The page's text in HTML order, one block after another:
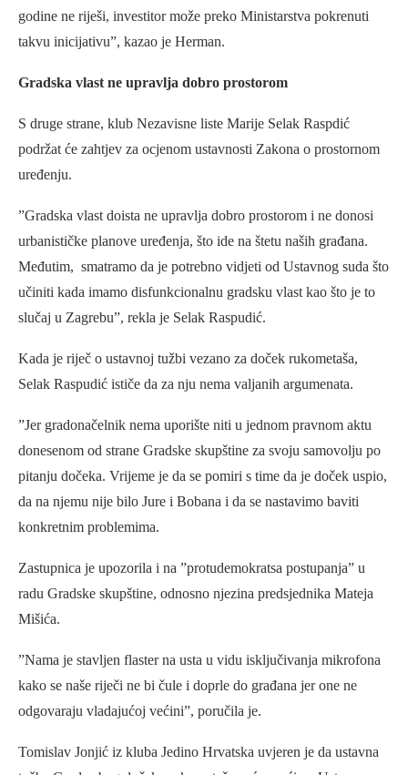
godine ne riješi, investitor može preko Ministarstva pokrenuti
takvu inicijativu”, kazao je Herman.
Gradska vlast ne upravlja dobro prostorom
S druge strane, klub Nezavisne liste Marije Selak Raspdić
podržat će zahtjev za ocjenom ustavnosti Zakona o prostornom
uređenju.
”Gradska vlast doista ne upravlja dobro prostorom i ne donosi
urbanističke planove uređenja, što ide na štetu naših građana.
Međutim, smatramo da je potrebno vidjeti od Ustavnog suda što
učiniti kada imamo disfunkcionalnu gradsku vlast kao što je to
slučaj u Zagrebu”, rekla je Selak Raspudić.
Kada je riječ o ustavnoj tužbi vezano za doček rukometaša,
Selak Raspudić ističe da za nju nema valjanih argumenata.
”Jer gradonačelnik nema uporište niti u jednom pravnom aktu
donesenom od strane Gradske skupštine za svoju samovolju po
pitanju dočeka. Vrijeme je da se pomiri s time da je doček uspio,
da na njemu nije bilo Jure i Bobana i da se nastavimo baviti
konkretnim problemima.
Zastupnica je upozorila i na ”protudemokratsa postupanja” u
radu Gradske skupštine, odnosno njezina predsjednika Mateja
Mišića.
”Nama je stavljen flaster na usta u vidu isključivanja mikrofona
kako se naše riječi ne bi čule i doprle do građana jer one ne
odgovaraju vladajućoj većini”, poručila je.
Tomislav Jonjić iz kluba Jedino Hrvatska uvjeren je da ustavna